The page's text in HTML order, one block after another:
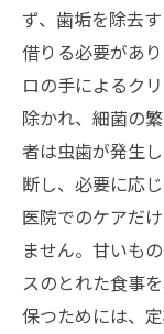
ず、歯垢を除去
借りる必要があ
ロの手によるク
除かれ、細菌の
者は虫歯が発生
断し、必要に応
医院でのケアだ
ません。甘いも
スのとれた食事
保つためには、